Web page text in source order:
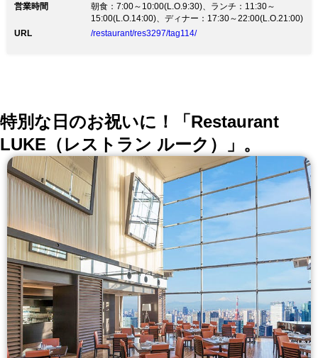
直送鮮魚とA5ランクの高品質なお肉など、 旬の素材を
贅沢に使い、素材の味を生かした和食が自慢 【コー
ス】 ご宴会…2時間飲み放題付コース6,000円(税抜)。
プロジェクター、ホワイトボード等もご用意できます
（別途有料） 歓迎会、送別会、同窓会、忘年会、新年
会、会社宴会や会議に是非ご利用ください
営業時間
朝食：7:00～10:00(L.O.9:30)、ランチ：11:30～
15:00(L.O.14:00)、ディナー：17:30～22:00(L.O.21:00)
URL
/restaurant/res3297/tag114/
特別な日のお祝いに！「Restaurant
LUKE（レストラン ルーク）」。